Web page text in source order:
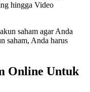
hingga Video
saham agar Anda
saham, Anda harus
Online Untuk